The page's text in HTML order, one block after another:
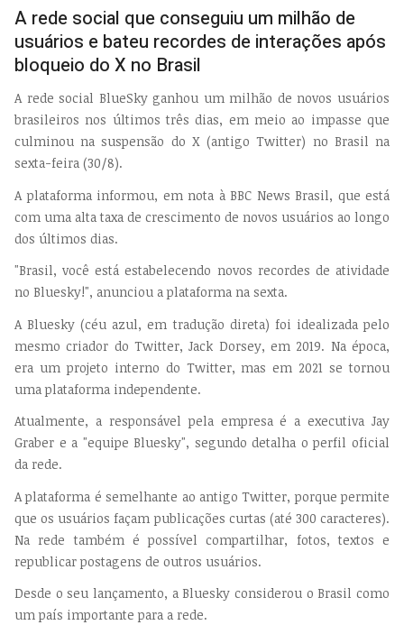
A rede social que conseguiu um milhão de
usuários e bateu recordes de interações após
bloqueio do X no Brasil
A rede social BlueSky ganhou um milhão de novos usuários
brasileiros nos últimos três dias, em meio ao impasse que
culminou na suspensão do X (antigo Twitter) no Brasil na
sexta-feira (30/8).
A plataforma informou, em nota à BBC News Brasil, que está
com uma alta taxa de crescimento de novos usuários ao longo
dos últimos dias.
"Brasil, você está estabelecendo novos recordes de atividade
no Bluesky!", anunciou a plataforma na sexta.
A Bluesky (céu azul, em tradução direta) foi idealizada pelo
mesmo criador do Twitter, Jack Dorsey, em 2019. Na época,
era um projeto interno do Twitter, mas em 2021 se tornou
uma plataforma independente.
Atualmente, a responsável pela empresa é a executiva Jay
Graber e a "equipe Bluesky", segundo detalha o perfil oficial
da rede.
A plataforma é semelhante ao antigo Twitter, porque permite
que os usuários façam publicações curtas (até 300 caracteres).
Na rede também é possível compartilhar, fotos, textos e
republicar postagens de outros usuários.
Desde o seu lançamento, a Bluesky considerou o Brasil como
um país importante para a rede.